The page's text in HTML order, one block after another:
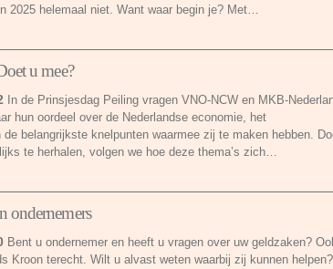
2025 helemaal niet. Want waar begin je? Met…
u mee?
In de Prinsjesdag Peiling vragen VNO-NCW en MKB-
hun oordeel over de Nederlandse economie, het
belangrijkste knelpunten waarmee zij te maken hebben.
te herhalen, volgen we hoe deze thema’s zich…
ondernemers
Bent u ondernemer en heeft u vragen over uw geldzaken?
Kroon terecht. Wilt u alvast weten waarbij zij kunnen